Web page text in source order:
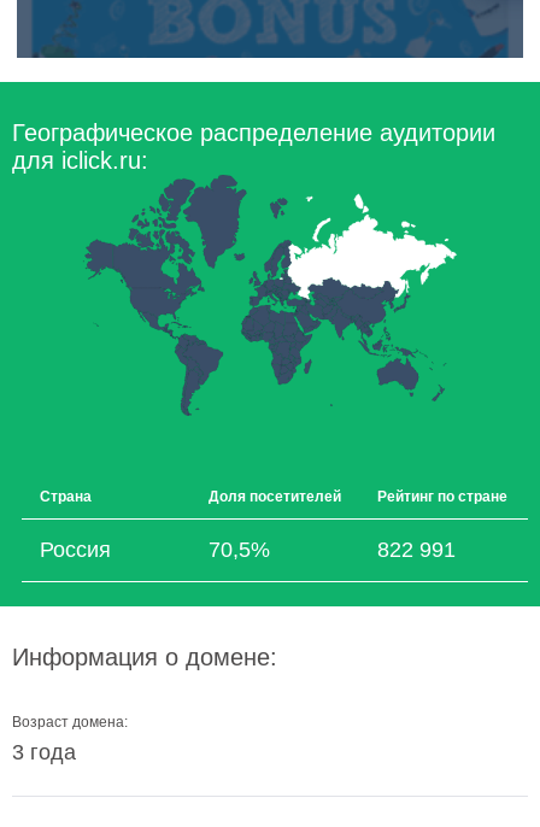
Географическое распределение аудитории
для iclick.ru:
Страна Доля посетителей Рейтинг по стране
Россия 70,5% 822 991
Информация о домене:
Возраст домена:
3 года